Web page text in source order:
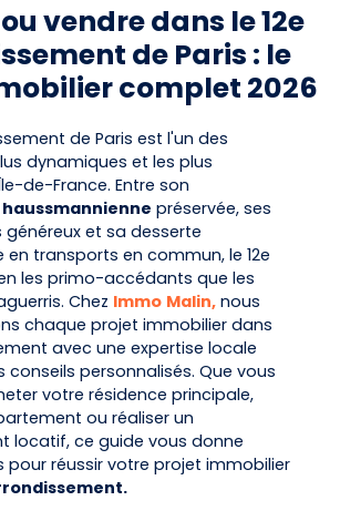
vendre dans le 12e
de Paris : le
complet 2026
de Paris est l'un des
dynamiques et les plus
de-France. Entre son
préservée, ses
et sa desserte
en transports en commun, le 12e
les primo-accédants que les
Chez Immo Malin, nous
chaque projet immobilier dans
avec une expertise locale
conseils personnalisés. Que vous
votre résidence principale,
ou réaliser un
locatif, ce guide vous donne
pour réussir votre projet immobilier